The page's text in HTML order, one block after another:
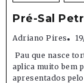
Pré-Sal
Adriano Pires
Pau que nasce
aplica muito bem
apresentados